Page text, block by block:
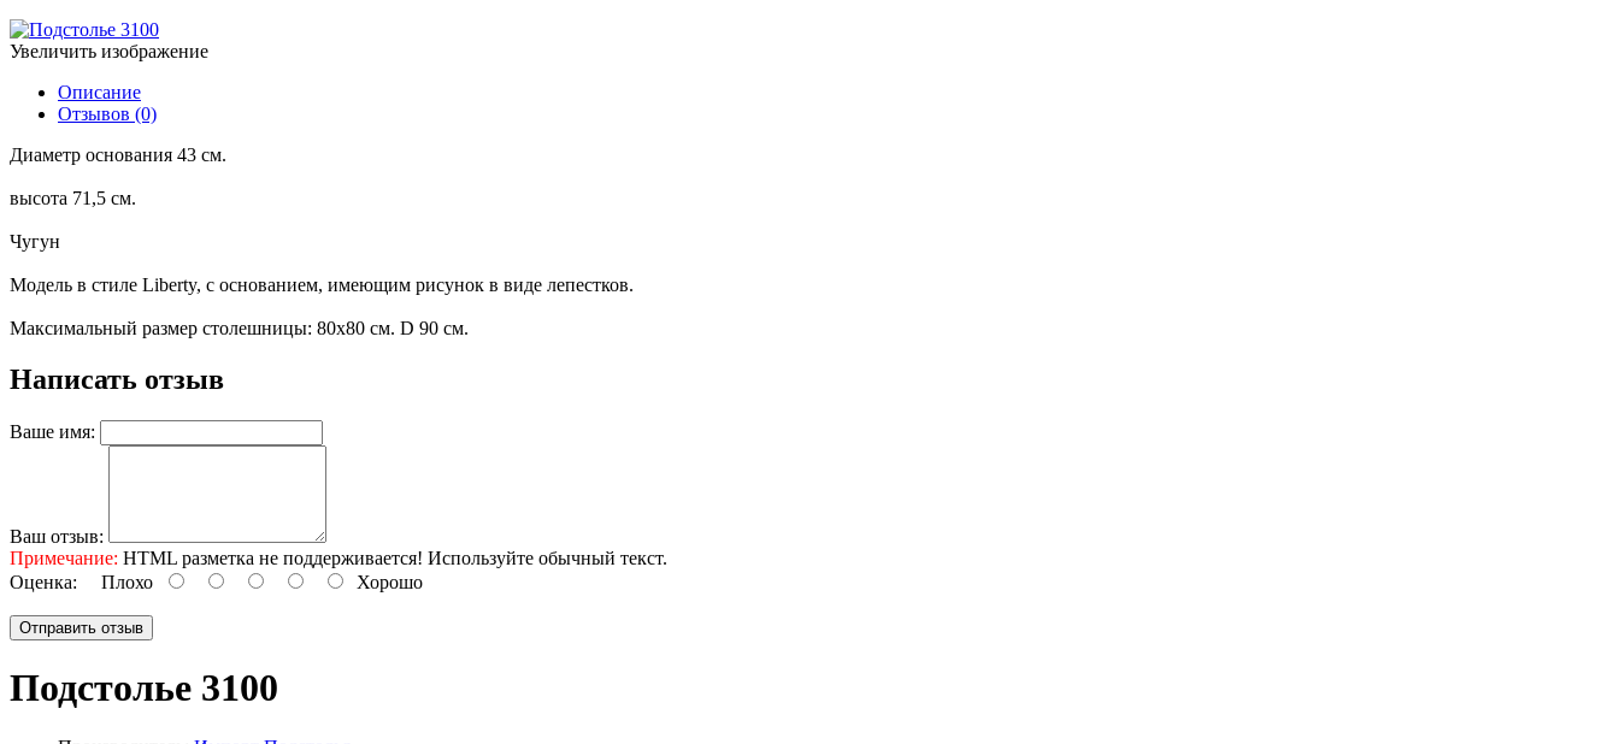
Увеличить изображение
Описание
Отзывов (0)
Диаметр основания 43 см.
высота 71,5 см.
Чугун
Модель в стиле Liberty, с основанием, имеющим рисунок в виде лепестков.
Максимальный размер столешницы: 80х80 см. D 90 см.
Написать отзыв
Ваше имя:
Ваш отзыв:
Примечание: HTML разметка не поддерживается! Используйте обычный текст.
Оценка: Плохо Хорошо
Отправить отзыв
Подстолье 3100